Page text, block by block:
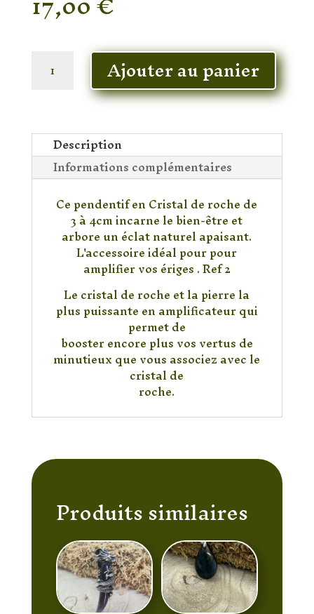
roche
Ajouter au panier
Description
Informations complémentaires
Ce pendentif en Cristal de roche de
3 à 4cm incarne le bien-être et
arbore un éclat naturel apaisant.
L'accessoire idéal pour pour
amplifier vos ériges . Ref 2
Le cristal de roche et la pierre la
plus puissante en amplificateur qui
permet de
booster encore plus vos vertus de
minutieux que vous associez avec le
cristal de
roche.
Produits similaires